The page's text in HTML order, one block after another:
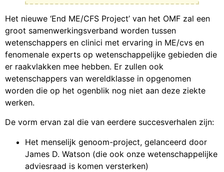
Het nieuwe ‘End ME/CFS Project’ van het OMF zal een
groot samenwerkingsverband worden tussen
wetenschappers en clinici met ervaring in ME/cvs en
fenomenale experts op wetenschappelijke gebieden die
er raakvlakken mee hebben. Er zullen ook
wetenschappers van wereldklasse in opgenomen
worden die op het ogenblik nog niet aan deze ziekte
werken.
De vorm ervan zal die van eerdere succesverhalen zijn:
Het menselijk genoom-project, gelanceerd door
James D. Watson (die ook onze wetenschappelijke
adviesraad is komen versterken)